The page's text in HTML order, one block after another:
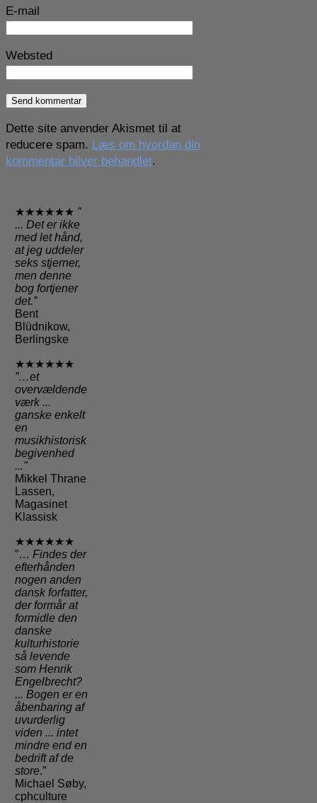
E-mail
Websted
Dette site anvender Akismet til at
reducere spam. Læs om hvordan din
kommentar bliver behandlet.
★★★★★★ ”
... Det er ikke
med let hånd,
at jeg uddeler
seks stjerner,
men denne
bog fortjener
det.”
Bent
Blüdnikow,
Berlingske
★★★★★★
”…et
overvældende
værk ...
ganske enkelt
en
musikhistorisk
begivenhed
..."
Mikkel Thrane
Lassen,
Magasinet
Klassisk
★★★★★★
”… Findes der
efterhånden
nogen anden
dansk forfatter,
der formår at
formidle den
danske
kulturhistorie
så levende
som Henrik
Engelbrecht?
... Bogen er en
åbenbaring af
uvurderlig
viden ... intet
mindre end en
bedrift af de
store.”
Michael Søby,
cphculture